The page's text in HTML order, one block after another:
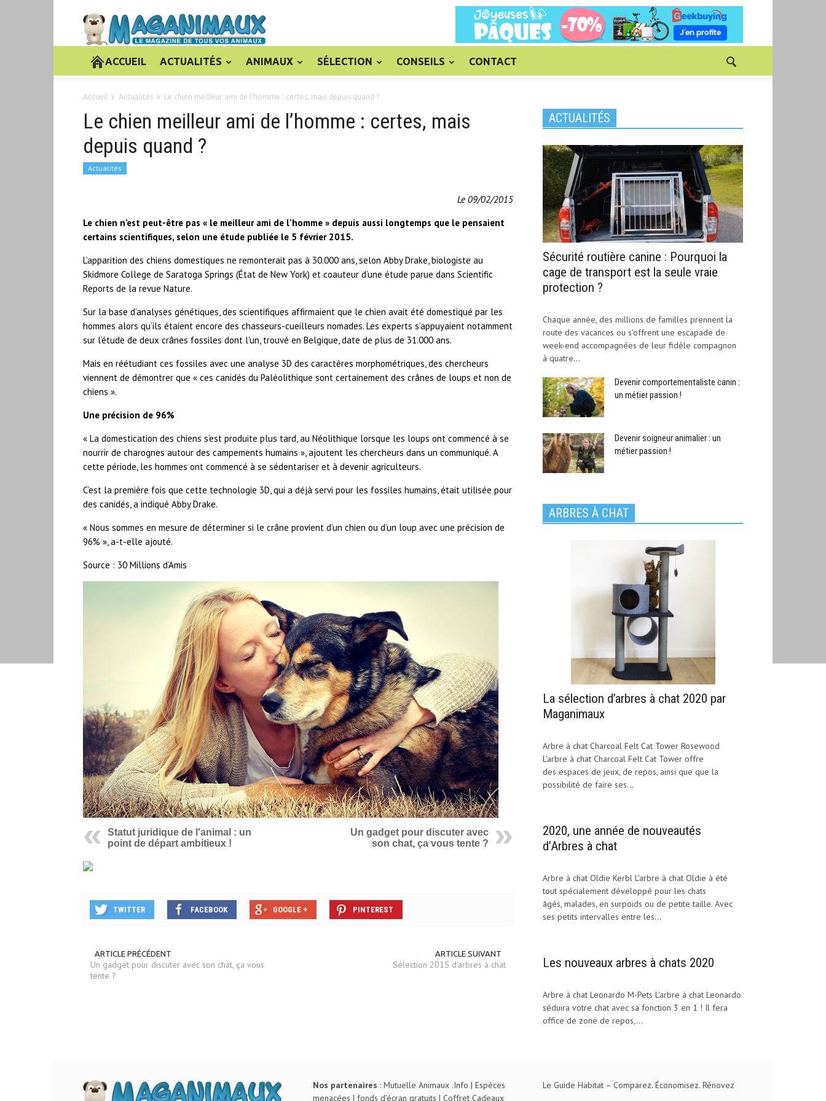
ACCUEIL ACTUALITÉS ANIMAUX SÉLECTION CONSEILS CONTACT
Accueil Actualités Le chien meilleur ami de l’homme : certes, mais depuis quand ?
Le chien meilleur ami de l’homme : certes, mais
depuis quand ?
Actualités
Le 09/02/2015
Le chien n’est peut-être pas « le meilleur ami de l’homme » depuis aussi longtemps que le pensaient
certains scientifiques, selon une étude publiée le 5 février 2015.
L’apparition des chiens domestiques ne remonterait pas à 30.000 ans, selon Abby Drake, biologiste au
Skidmore College de Saratoga Springs (État de New York) et coauteur d’une étude parue dans Scientific
Reports de la revue Nature.
Sur la base d’analyses génétiques, des scientifiques affirmaient que le chien avait été domestiqué par les
hommes alors qu’ils étaient encore des chasseurs-cueilleurs nomades. Les experts s’appuyaient notamment
sur l’étude de deux crânes fossiles dont l’un, trouvé en Belgique, date de plus de 31.000 ans.
Mais en réétudiant ces fossiles avec une analyse 3D des caractères morphométriques, des chercheurs
viennent de démontrer que « ces canidés du Paléolithique sont certainement des crânes de loups et non de
chiens ».
Une précision de 96%
« La domestication des chiens s’est produite plus tard, au Néolithique lorsque les loups ont commencé à se
nourrir de charognes autour des campements humains », ajoutent les chercheurs dans un communiqué. A
cette période, les hommes ont commencé à se sédentariser et à devenir agriculteurs.
C’est la première fois que cette technologie 3D, qui a déjà servi pour les fossiles humains, était utilisée pour
des canidés, a indiqué Abby Drake.
« Nous sommes en mesure de déterminer si le crâne provient d’un chien ou d’un loup avec une précision de
96% », a-t-elle ajouté.
Source : 30 Millions d’Amis
Statut juridique de l'animal : un
point de départ ambitieux !
Un gadget pour discuter avec
son chat, ça vous tente ?
TWITTER FACEBOOK GOOGLE + PINTEREST
ARTICLE PRÉCÉDENT
Un gadget pour discuter avec son chat, ça vous
tente ?
ARTICLE SUIVANT
Sélection 2015 d'arbres à chat
ACTUALITÉS
Sécurité routière canine : Pourquoi la
cage de transport est la seule vraie
protection ?
Chaque année, des millions de familles prennent la
route des vacances ou s'offrent une escapade de
week-end accompagnées de leur fidèle compagnon
à quatre...
Devenir comportementaliste canin :
un métier passion !
Devenir soigneur animalier : un
métier passion !
ARBRES À CHAT
La sélection d’arbres à chat 2020 par
Maganimaux
Arbre à chat Charcoal Felt Cat Tower Rosewood
L'arbre à chat Charcoal Felt Cat Tower offre
des espaces de jeux, de repos, ainsi que que la
possibilité de faire ses...
2020, une année de nouveautés
d’Arbres à chat
Arbre à chat Oldie Kerbl L'arbre à chat Oldie à été
tout spécialement développé pour les chats
âgés, malades, en surpoids ou de petite taille. Avec
ses petits intervalles entre les...
Les nouveaux arbres à chats 2020
Arbre à chat Leonardo M-Pets L'arbre à chat Leonardo
séduira votre chat avec sa fonction 3 en 1 ! Il fera
office de zone de repos,...
Nos partenaires :Mutuelle Animaux .Info |Espèces
menacées |fonds d’écran gratuits |Coffret Cadeaux
Le Guide Habitat – Comparez. Économisez. Rénovez